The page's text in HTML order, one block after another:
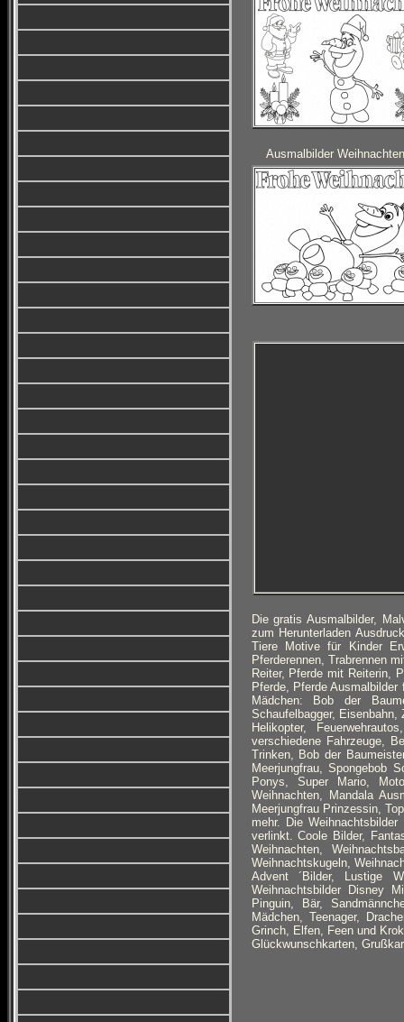
Ausmalbilder
Die gratis Ausmalbilder,
zum Herunterladen
Tiere Motive für Kinder
Pferderennen, Trabrennen
Reiter, Pferde mit Reiterin,
Pferde, Pferde
Mädchen: Bob der
Schaufelbagger, Eisenbahn,
Helikopter,
verschiedene Fahrzeuge,
Trinken, Bob der
Meerjungfrau, Spongebob
Ponys, Super Mario,
Weihnachten, Mandala
Meerjungfrau Prinzessin,
mehr. Die
verlinkt. Coole Bilder,
Weihnachten,
Weihnachtskugeln,
Advent ´Bilder, Lustige
Weihnachtsbilder Disney
Pinguin, Bär,
Mädchen, Teenager,
Grinch, Elfen, Feen und
Glückwunschkarten,